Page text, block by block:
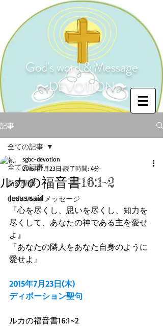
God's word & Message
〜DEVOTION〜
記事
全ての記事
新約聖書
God's Word メッセージ
全ての記事
ルカの福音書16:1~2
sgbc-devotion
2015年7月23日 読了時間: 4分
Jesus said
『心を尽くし、思いを尽くし、知力を
尽くして、あなたの神である主を愛せ
よ』
『あなたの隣人をあなた自身のように
愛せよ』
2015年7月23日(木)
ディボーション聖句
ルカの福音書16:1~2